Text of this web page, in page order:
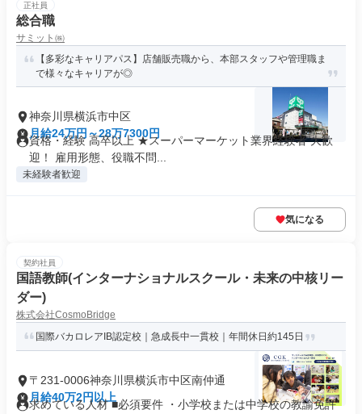
正社員
総合職
サミット㈱
【多彩なキャリアパス】店舗販売職から、本部スタッフや管理職ま
で様々なキャリアが◎
神奈川県横浜市中区
月給24万円～28万7300円
資格・経験 高卒以上 ★スーパーマーケット業界経験者 大歓
迎！ 雇用形態、役職不問...
未経験者歓迎
気になる
契約社員
国語教師(インターナショナルスクール・未来の中核リー
ダー)
株式会社CosmoBridge
国際バカロレアIB認定校｜急成長中一貫校｜年間休日約145日
〒231-0006神奈川県横浜市中区南仲通
月給40万2円以上
求めている人材 ■必須要件 ・小学校または中学校の教諭免許